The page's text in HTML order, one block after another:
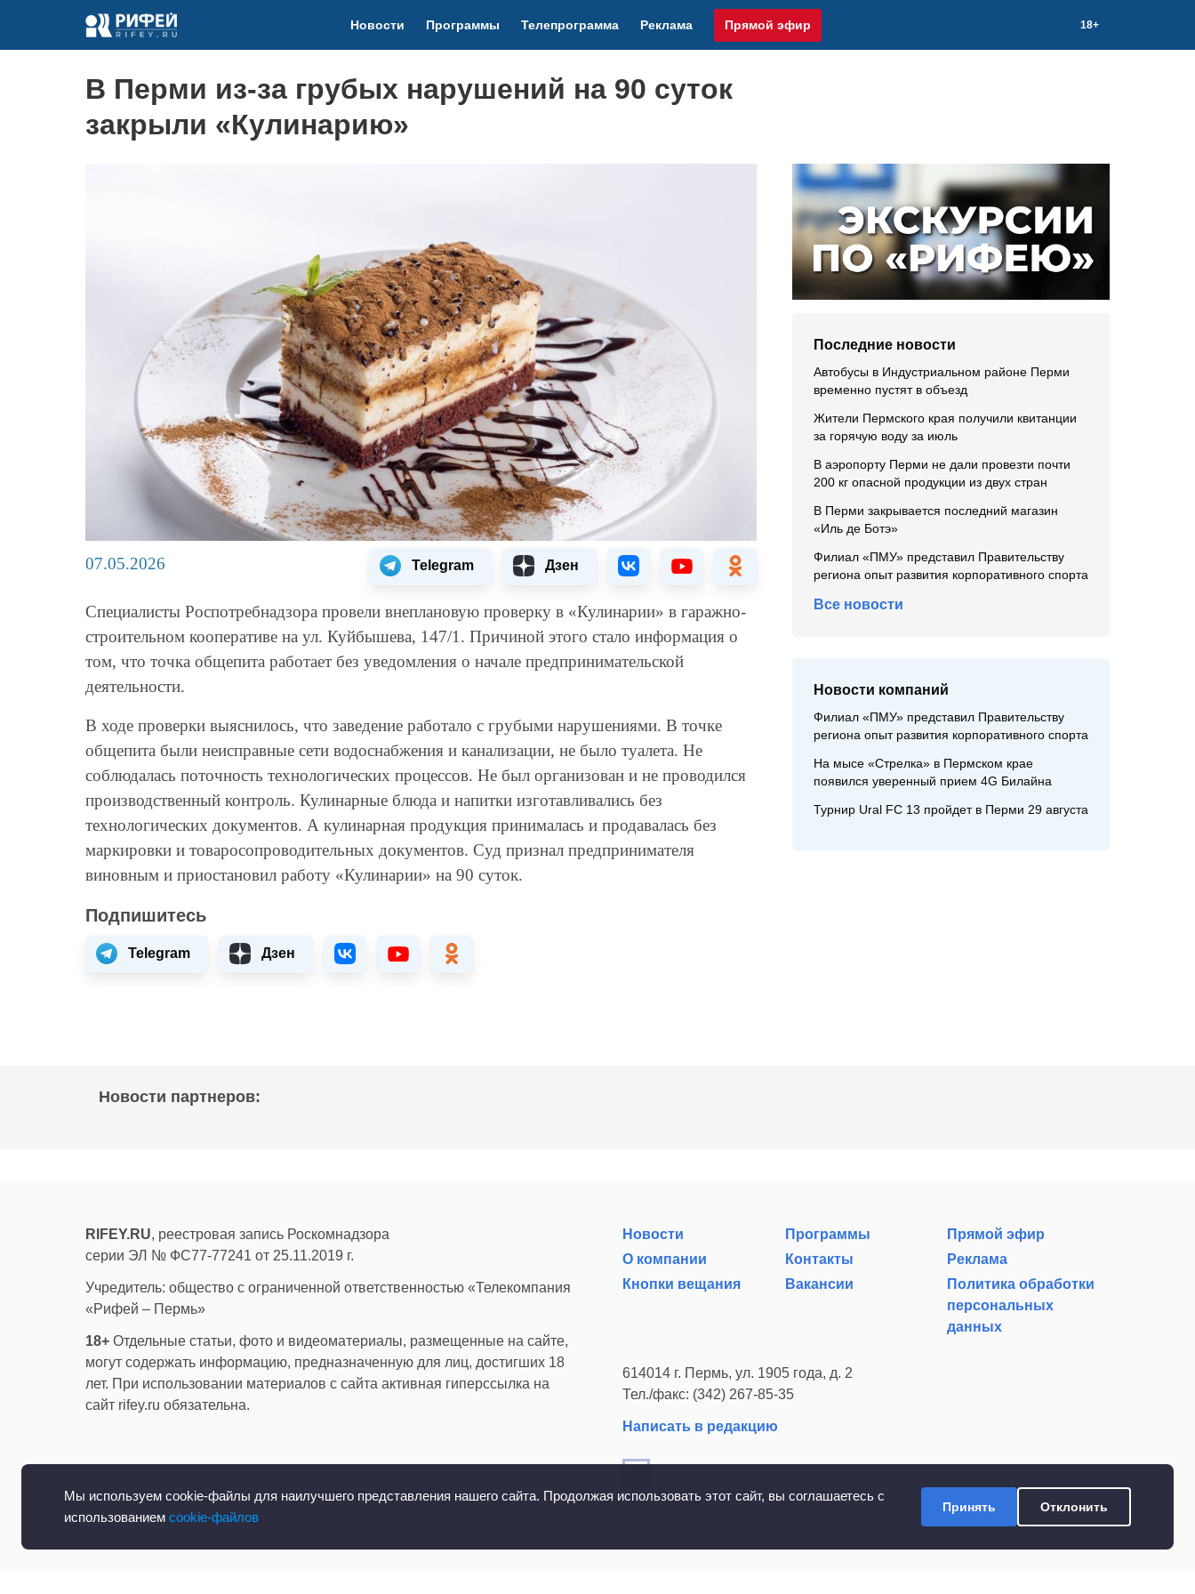
Новости Программы Телепрограмма Реклама Прямой эфир 18+
В Перми из-за грубых нарушений на 90 суток
закрыли «Кулинарию»
07.05.2026 Telegram Дзен
Специалисты Роспотребнадзора провели внеплановую проверку в «Кулинарии» в гаражно-
строительном кооперативе на ул. Куйбышева, 147/1. Причиной этого стало информация о
том, что точка общепита работает без уведомления о начале предпринимательской
деятельности.
В ходе проверки выяснилось, что заведение работало с грубыми нарушениями. В точке
общепита были неисправные сети водоснабжения и канализации, не было туалета. Не
соблюдалась поточность технологических процессов. Не был организован и не проводился
производственный контроль. Кулинарные блюда и напитки изготавливались без
технологических документов. А кулинарная продукция принималась и продавалась без
маркировки и товаросопроводительных документов. Суд признал предпринимателя
виновным и приостановил работу «Кулинарии» на 90 суток.
Подпишитесь
Telegram Дзен
Мы используем cookie-файлы для наилучшего представления нашего сайта. Продолжая использовать этот сайт, вы соглашаетесь с
использованием cookie-файлов
Принять Отклонить
Последние новости
Автобусы в Индустриальном районе Перми
временно пустят в объезд
Жители Пермского края получили квитанции
за горячую воду за июль
В аэропорту Перми не дали провезти почти
200 кг опасной продукции из двух стран
В Перми закрывается последний магазин
«Иль де Ботэ»
Филиал «ПМУ» представил Правительству
региона опыт развития корпоративного спорта
Все новости
Новости компаний
Филиал «ПМУ» представил Правительству
региона опыт развития корпоративного спорта
На мысе «Стрелка» в Пермском крае
появился уверенный прием 4G Билайна
Турнир Ural FC 13 пройдет в Перми 29 августа
Новости партнеров:
RIFEY.RU, реестровая запись Роскомнадзора
серии ЭЛ № ФС77-77241 от 25.11.2019 г.
Учредитель: общество с ограниченной ответственностью «Телекомпания
«Рифей – Пермь»
18+ Отдельные статьи, фото и видеоматериалы, размещенные на сайте,
могут содержать информацию, предназначенную для лиц, достигших 18
лет. При использовании материалов с сайта активная гиперссылка на
сайт rifey.ru обязательна.
Новости Программы
Прямой эфир
О компании
Контакты
Реклама
Кнопки вещания
Вакансии
Политика обработки
персональных
данных
614014 г. Пермь, ул. 1905 года, д. 2
Тел./факс: (342) 267-85-35
Написать в редакцию